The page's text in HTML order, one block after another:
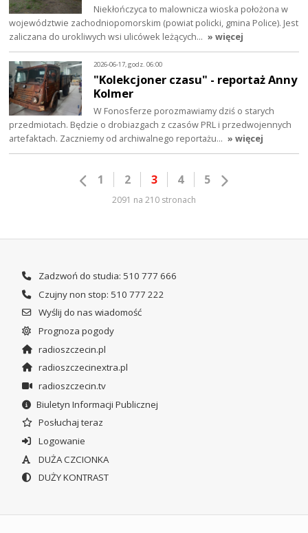
Niekłończyca to malownicza wioska położona w
województwie zachodniopomorskim (powiat policki, gmina Police). Jest
zaliczana do urokliwych wsi ulicówek leżących… » więcej
2026-06-17, godz. 06:00
"Kolekcjoner czasu" - reportaż Anny
Kolmer
W Fonosferze porozmawiamy dziś o starych
przedmiotach. Będzie o drobiazgach z czasów PRL i przedwojennych
artefaktach. Zaczniemy od archiwalnego reportażu… » więcej
1 2 3 4 5
2091 na 210 stronach
Zadzwoń do studia: 510 777 666
Czujny non stop: 510 777 222
Wyślij do nas wiadomość
Prognoza pogody
radioszczecin.pl
radioszczecinextra.pl
radioszczecin.tv
Biuletyn Informacji Publicznej
Posłuchaj teraz
Logowanie
DUŻA CZCIONKA
DUŻY KONTRAST